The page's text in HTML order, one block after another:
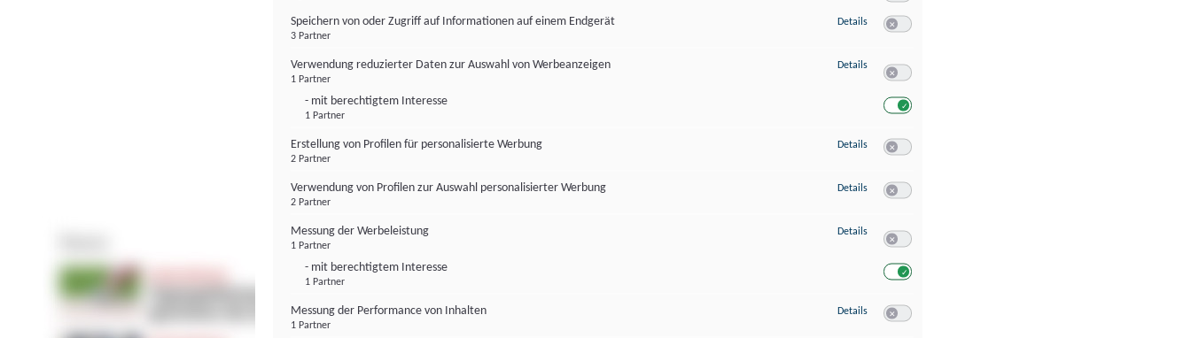
Speichern von oder Zugriff auf Informationen auf einem Endgerät
3 Partner
Details zu Speichern von oder Zugriff auf Informationen auf einem Endgerät
Verwendung reduzierter Daten zur Auswahl von Werbeanzeigen
1 Partner
- mit berechtigtem Interesse
1 Partner
Details zu Verwendung reduzierter Daten zur Auswahl von Werbeanzeigen
Erstellung von Profilen für personalisierte Werbung
2 Partner
Details zu Erstellung von Profilen für personalisierte Werbung
Verwendung von Profilen zur Auswahl personalisierter Werbung
2 Partner
Details zu Verwendung von Profilen zur Auswahl personalisierter Werbung
Messung der Werbeleistung
1 Partner
- mit berechtigtem Interesse
1 Partner
Details zu Messung der Werbeleistung
Messung der Performance von Inhalten
1 Partner
Details zu Messung der Performance von Inhalten